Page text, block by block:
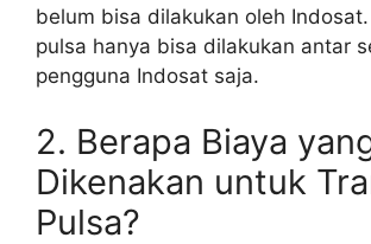
belum bisa dilakukan oleh
pulsa hanya bisa dilakukan antar
pengguna Indosat saja.
2. Berapa Biaya
Dikenakan untuk
Pulsa?